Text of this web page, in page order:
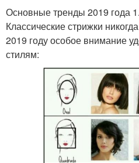
Основные тренды 2019 года
Классические стрижки
2019 году особое внимание
стилям: